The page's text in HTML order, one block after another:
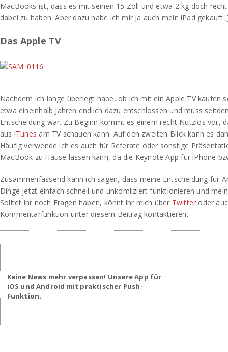
MacBooks ist, dass es mit seinen 15 Zoll und etwa 2 kg doch
dabei zu haben. Aber dazu habe ich mir ja auch mein iPad gekauft
Das Apple TV
Nachdem ich lange überlegt habe, ob ich mit ein Apple TV kaufen
etwa eineinhalb Jahren endlich dazu entschlossen und muss
Entscheidung war. Zu Beginn kommt es einem recht Nutzlos vor,
aus iTunes am TV schauen kann. Auf den zweiten Blick kann es
Häufig verwende ich es auch für Referate oder sonstige
MacBook zu Hause lassen kann, da die Keynote App für iPhone
Zusammenfassend kann ich sagen, dass meine Entscheidung für
Dinge jetzt einfach schnell und unkomliziert funktionieren und
Solltet ihr noch Fragen haben, könnt ihr mich über Twitter oder
Kommentarfunktion unter diesem Beitrag kontaktieren.
Keine News mehr verpassen! Unsere App für
iOS und Android mit praktischer Push-
Funktion.